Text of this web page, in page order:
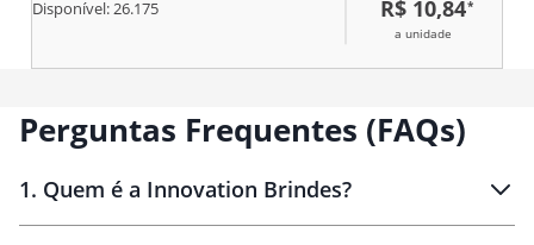
Disponível:26.175 R$ 10,84*
a unidade
Perguntas Frequentes (FAQs)
1. Quem é a Innovation Brindes?